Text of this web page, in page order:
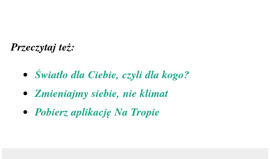
Przeczytaj też:
Światło dla Ciebie, czyli dla kogo?
Zmieniajmy siebie, nie klimat
Pobierz aplikację Na Tropie